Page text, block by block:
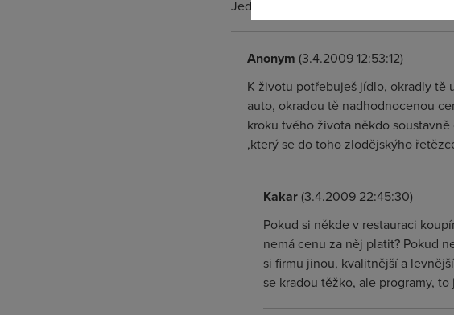
Jednou se dostaneš do situace, kdy
Anonym (3.4.2009 12:53:12)
K životu potřebuješ jídlo, okradly tě
auto, okradou tě nadhodnocenou
kroku tvého života někdo
,který se do toho zlodějskýho
Kakar(3.4.2009 22:45:30)
Pokud si někde v restauraci
nemá cenu za něj platit? Pokud
si firmu jinou, kvalitnější a
se kradou těžko, ale programy,